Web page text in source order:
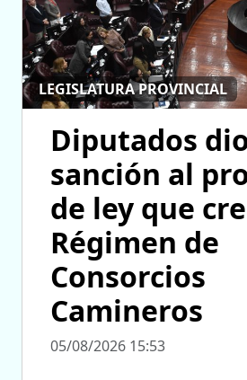
LEGISLATURA PROVINCIAL
Diputados
sanción al
de ley que
Régimen de
Consorcios
Camineros
05/08/2026 15:53